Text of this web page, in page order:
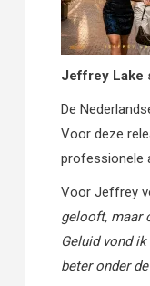
Jeffrey Lake
De
Voor deze
professionele
Voor Jeffrey
gelooft, maar
Geluid vond ik
beter onder